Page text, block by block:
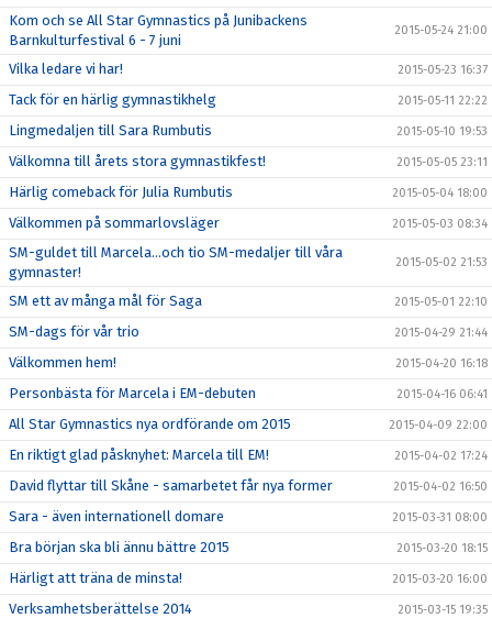
Kom och se All Star Gymnastics på Junibackens
Barnkulturfestival 6 - 7 juni
2015-05-24 21:00
Vilka ledare vi har! 2015-05-23 16:37
Tack för en härlig gymnastikhelg 2015-05-11 22:22
Lingmedaljen till Sara Rumbutis 2015-05-10 19:53
Välkomna till årets stora gymnastikfest! 2015-05-05 23:11
Härlig comeback för Julia Rumbutis 2015-05-04 18:00
Välkommen på sommarlovsläger 2015-05-03 08:34
SM-guldet till Marcela...och tio SM-medaljer till våra
gymnaster!
2015-05-02 21:53
SM ett av många mål för Saga 2015-05-01 22:10
SM-dags för vår trio 2015-04-29 21:44
Välkommen hem! 2015-04-20 16:18
Personbästa för Marcela i EM-debuten 2015-04-16 06:41
All Star Gymnastics nya ordförande om 2015 2015-04-09 22:00
En riktigt glad påsknyhet: Marcela till EM! 2015-04-02 17:24
David flyttar till Skåne - samarbetet får nya former 2015-04-02 16:50
Sara - även internationell domare 2015-03-31 08:00
Bra början ska bli ännu bättre 2015 2015-03-20 18:15
Härligt att träna de minsta! 2015-03-20 16:00
Verksamhetsberättelse 2014 2015-03-15 19:35